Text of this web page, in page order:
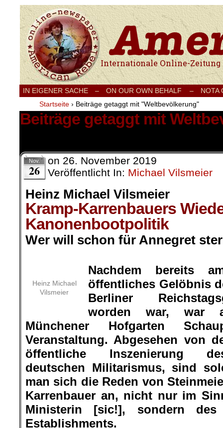
Internationale Onlinezeitung für Frieden,
IN EIGENER SACHE – ON OUR OWN BEHALF –
NOTA
Startseite › Beiträge getaggt mit "Weltbevölkerung"
Beiträge getaggt mit
Nov.
26
on 26. November 2019
Veröffentlicht In: Michael Vilsmeier
Heinz Michael Vilsmeier
Kramp-Karrenbauers
Kanonenbootpolitik
Wer will schon für Annegret
Heinz Michael
Vilsmeier
Nachdem bereits
öffentliches Gelöbnis
Berliner
worden war, war
Münchener Hofgarten
Veranstaltung. Abgesehen von
öffentliche Inszenierung
deutschen Militarismus, sind
man sich die Reden von
Karrenbauer an, nicht nur im
Ministerin [sic!], sondern des
Establishments.